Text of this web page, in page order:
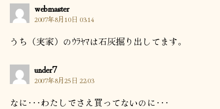
webmasterの
発
言:
2007年8月10日 03:14
うち（実家）のｳﾗﾔﾏは石灰掘り出してます。
under7の
発
言:
2007年8月25日 22:03
なに･･･わたしでさえ買ってないのに･･･